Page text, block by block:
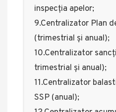
inspecția apelor;
9.Centralizator Plan
(trimestrial și anual);
10.Centralizator
trimestrial și anual);
11.Centralizator
SSP (anual);